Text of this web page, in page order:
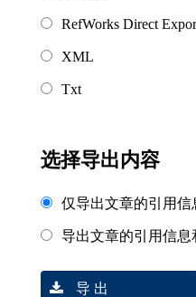
RefWorks Direct
XML
Txt
选择导出内容
仅导出文章的引用信
导出文章的引用信息
导 出